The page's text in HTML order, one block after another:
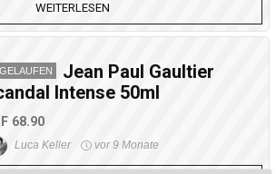
WEITERLESEN
Jean Paul Gaultier
Intense 50ml
68.90
Luca Keller vor 9 Monate